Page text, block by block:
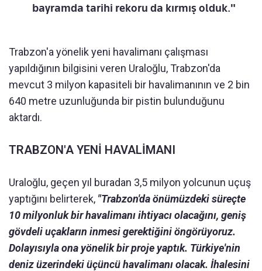
bayramda tarihi rekoru da kırmış olduk."
Trabzon'a yönelik yeni havalimanı çalışması
yapıldığının bilgisini veren Uraloğlu, Trabzon'da
mevcut 3 milyon kapasiteli bir havalimanının ve 2 bin
640 metre uzunluğunda bir pistin bulunduğunu
aktardı.
TRABZON'A YENİ HAVALİMANI
Uraloğlu, geçen yıl buradan 3,5 milyon yolcunun uçuş
yaptığını belirterek, "Trabzon'da önümüzdeki süreçte
10 milyonluk bir havalimanı ihtiyacı olacağını, geniş
gövdeli uçakların inmesi gerektiğini öngörüyoruz.
Dolayısıyla ona yönelik bir proje yaptık. Türkiye'nin
deniz üzerindeki üçüncü havalimanı olacak. İhalesini